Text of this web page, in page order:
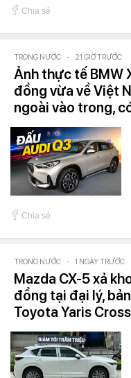
Chia sẻ
TRONG NƯỚC - 21 GIỜ TRƯỚC
Ảnh thực tế BMW
đồng vừa về Việt
ngoài vào trong,
Chia sẻ
TRONG NƯỚC - 1 NGÀY TRƯỚC
Mazda CX-5 xả
đồng tại đại lý,
Toyota Yaris Cross